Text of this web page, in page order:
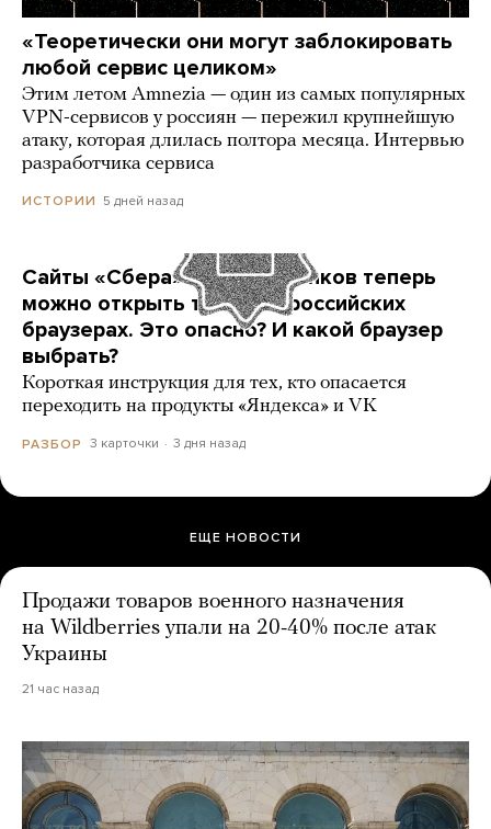
«Теоретически они могут заблокировать
любой сервис целиком»
Этим летом Amnezia — один из самых популярных
VPN-сервисов у россиян — пережил крупнейшую
атаку, которая длилась полтора месяца. Интервью
разработчика сервиса
ИСТОРИИ 5 дней назад
Сайты «Сбера» и других банков теперь
можно открыть только в российских
браузерах. Это опасно? И какой браузер
выбрать?
Короткая инструкция для тех, кто опасается
переходить на продукты «Яндекса» и VK
РАЗБОР 3 карточки 3 дня назад
ЕЩЕ НОВОСТИ
Продажи товаров военного назначения
на Wildberries упали на 20-40% после атак
Украины
21 час назад